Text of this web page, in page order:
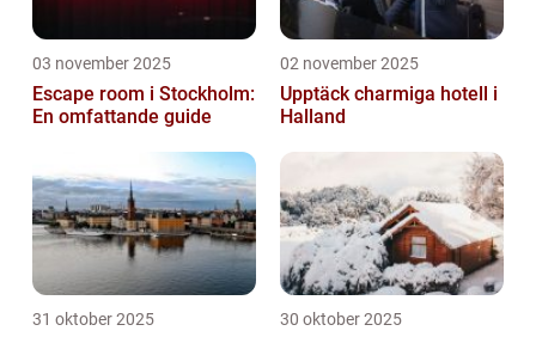
03 november 2025
Escape room i Stockholm:
En omfattande guide
02 november 2025
Upptäck charmiga hotell i
Halland
31 oktober 2025 30 oktober 2025